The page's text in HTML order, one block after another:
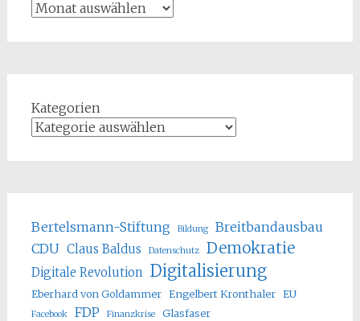
Kategorien
Bertelsmann-Stiftung Bildung
Breitbandausbau
CDU Claus Baldus Datenschutz Demokratie
Digitale Revolution Digitalisierung
Eberhard von Goldammer Engelbert Kronthaler EU
Facebook FDP Finanzkrise Glasfaser